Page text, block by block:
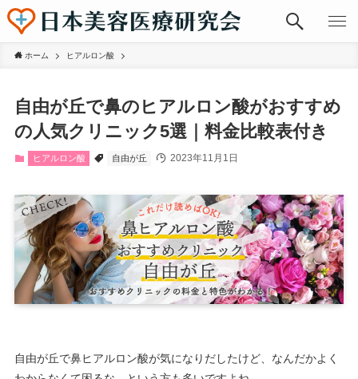
ホーム ヒアルロン酸
自由が丘で鼻のヒアルロン酸がおすすめ
の人気クリニック5選｜料金比較表付き
ヒアルロン酸 自由が丘 2023年11月1日
自由が丘で鼻ヒアルロン酸が気になりだしたけど、なんだかよく